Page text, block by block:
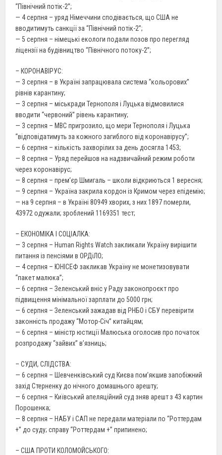
“Північний потік-2”;
— 4 серпня – уряд Німеччини сподівається, що США не
вводитимуть санкції за “Північний потік-2”;
— 5 серпня – німецькі екологи подали позов про перегляд
ліцензії на будівництво “Північного потоку-2”;
– КОРОНАВІРУС:
— 3 серпня – в Україні запрацювала система “кольорових”
рівнів карантину;
— 3 серпня – міськради Тернополя і Луцька відмовилися
вводити “червоний” рівень карантину;
— 3 серпня – МВС пригрозило, що мери Тернополя і Луцька
“відповідатимуть за кожного загиблого від коронавірусу”;
— 6 серпня – кількість захворілих за день досягла 1453;
— 8 серпня – Уряд перейшов на надзвичайний режим роботи
через коронавірус;
— 8 серпня – прем’єр Шмигаль – школи відкриються 1 вересня;
— 9 серпня – Україна закрила кордон із Кримом через епідемію;
— на 9 серпня – в Україні 80949 хворих, з них 1897 померли,
43972 одужали; зроблений 1169351 тест;
– ЕКОНОМІКА І СОЦІАЛКА:
— 3 серпня – Human Rights Watch закликали Україну вирішити
питання із пенсіями в ОРДіЛО;
— 4 серпня – ЮНІСЕФ закликав Україну не монетизовувати
“пакет малюка”;
— 6 серпня – Зеленський вніс у Раду законопроєкт про
підвищення мінімальної зарплати до 5000 грн;
— 6 серпня – Зеленський зажадав від РНБО і СБУ перевірити
законність продажу “Мотор-Сiч” китайцям;
— 6 серпня – міністр юстиції Малюська оголосив про початок
розпродажу “зайвих” в’язниць;
– СУДИ, СЛІДСТВА:
— 6 серпня – Шевченківський суд Києва пом’якшив запобіжний
захід Стерненку до нічного домашнього арешту;
— 6 серпня – Київський апеляційний суд зняв арешт з 43 картин
Порошенка;
— 8 серпня – НАБУ і САП не передали матеріали по “Роттердам
+” до суду; справу “Роттердам +” припинено;
– США ПРОТИ КОЛОМОЙСЬКОГО: